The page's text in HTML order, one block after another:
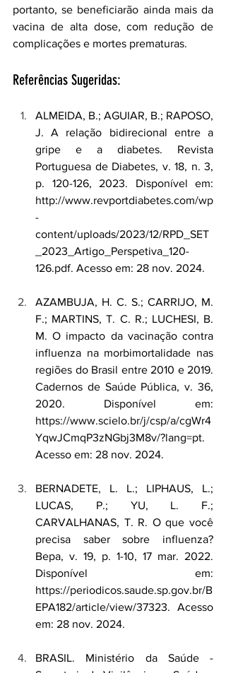
portanto, se beneficiarão ainda mais da
vacina de alta dose, com redução de
complicações e mortes prematuras.
Referências Sugeridas:
ALMEIDA, B.; AGUIAR, B.; RAPOSO,
J. A relação bidirecional entre a
gripe e a diabetes. Revista
Portuguesa de Diabetes, v. 18, n. 3,
http://www.revportdiabetes.com/wp
-
content/uploads/2023/12/RPD_SET
_2023_Artigo_Perspetiva_120-
126.pdf. Acesso em: 28 nov. 2024.
AZAMBUJA, H. C. S.; CARRIJO, M.
F.; MARTINS, T. C. R.; LUCHESI, B.
M. O impacto da vacinação contra
influenza na morbimortalidade nas
regiões do Brasil entre 2010 e 2019.
Cadernos de Saúde Pública, v. 36,
https://www.scielo.br/j/csp/a/cgWr4
YqwJCmqP3zNGbj3M8v/?lang=pt.
Acesso em: 28 nov. 2024.
BERNADETE, L. L.; LIPHAUS, L.;
LUCAS, P.; YU, L. F.;
CARVALHANAS, T. R. O que você
precisa saber sobre influenza?
Bepa, v. 19, p. 1-10, 17 mar. 2022.
https://periodicos.saude.sp.gov.br/B
EPA182/article/view/37323. Acesso
em: 28 nov. 2024.
BRASIL. Ministério da Saúde -